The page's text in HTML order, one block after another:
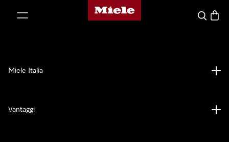
Homepage di Miele
Cerca
Miele Italia
Vantaggi